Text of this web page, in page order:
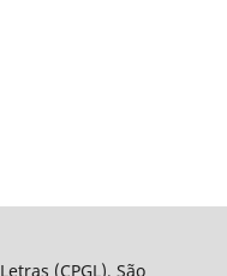
(CPGL), São